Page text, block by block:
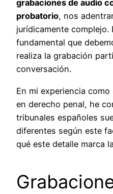
grabaciones de audio
probatorio, nos
jurídicamente
fundamental que
realiza la grabación
conversación.
En mi experiencia
en derecho penal, he
tribunales españoles
diferentes según este
qué este detalle marca